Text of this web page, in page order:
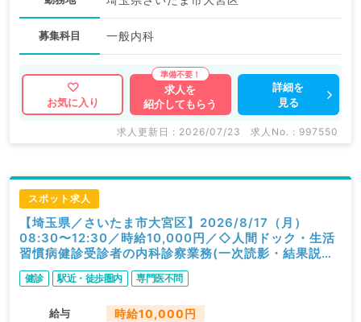
募集科目 一般内科
お気に入り
求人を
紹介してもらう
詳細を
見る
求人更新日 : 2026/07/23 求人No. : 997550
スポット求人
【埼玉県／さいたま市大宮区】2026/8/17（月）
08:30〜12:30／時給10,000円／◇人間ドック・生活
習慣病健診受診者の内科診察業務(一次読影・結果説明
含む)◇／内科
健診 駅近・徒歩圏内 専門医不問
給与 時給10,000円